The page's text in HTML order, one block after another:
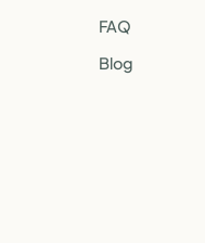
FAQ
Blog